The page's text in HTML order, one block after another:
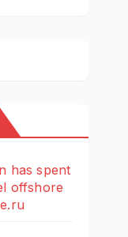
has spent
offshore